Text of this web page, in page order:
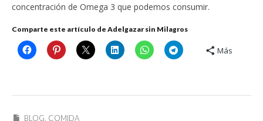
concentración de Omega 3 que podemos consumir.
Comparte este artículo de Adelgazar sin Milagros
Más
BLOG, COMIDA